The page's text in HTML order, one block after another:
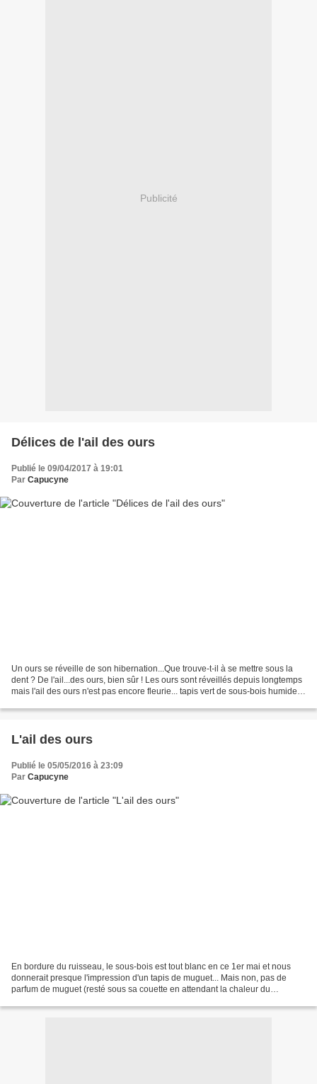
Publicité
Délices de l'ail des ours
Publié le 09/04/2017 à 19:01
Par Capucyne
Un ours se réveille de son hibernation...Que trouve-t-il à se mettre sous la
dent ? De l'ail...des ours, bien sûr ! Les ours sont réveillés depuis longtemps
mais l'ail des ours n'est pas encore fleurie... tapis vert de sous-bois humide,
L'ail des ours
Publié le 05/05/2016 à 23:09
Par Capucyne
En bordure du ruisseau, le sous-bois est tout blanc en ce 1er mai et nous
donnerait presque l'impression d'un tapis de muguet... Mais non, pas de
parfum de muguet (resté sous sa couette en attendant la chaleur du